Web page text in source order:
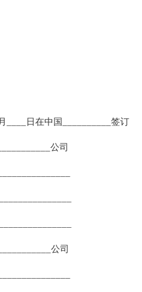
日在中国__________签订
公司
公司